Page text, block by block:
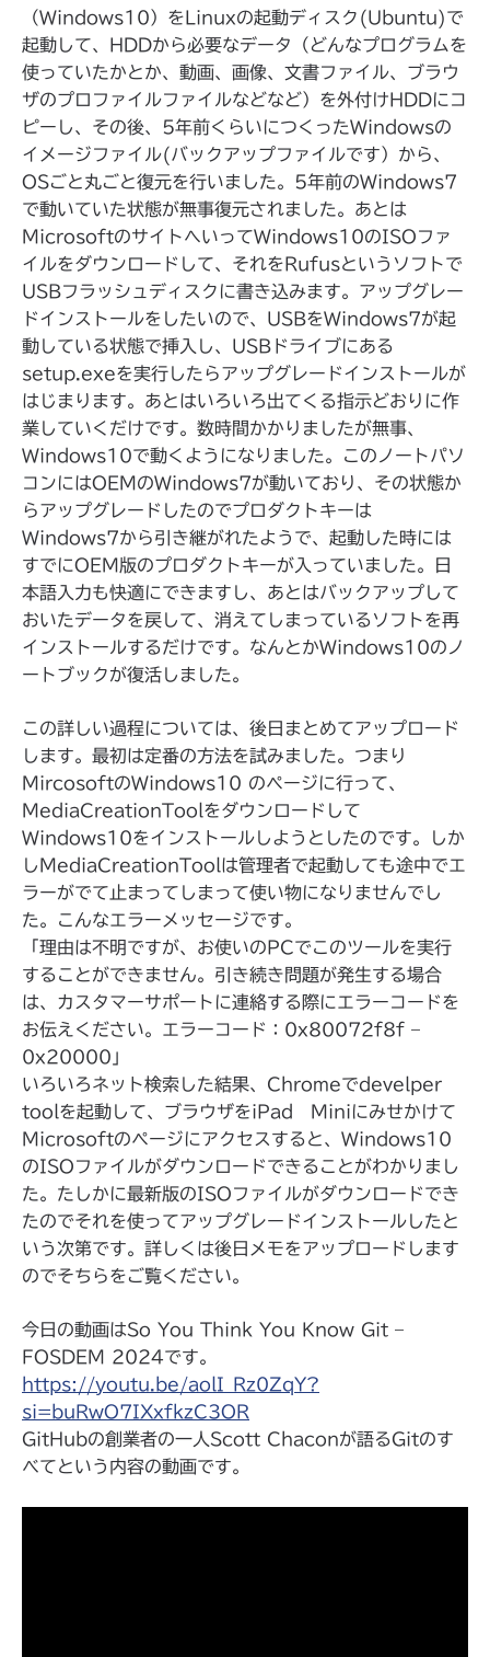
（Windows10）をLinuxの起動ディスク(Ubuntu)で
起動して、HDDから必要なデータ（どんなプログラムを
使っていたかとか、動画、画像、文書ファイル、ブラウ
ザのプロファイルファイルなどなど）を外付けHDDにコ
ピーし、その後、5年前くらいにつくったWindowsの
イメージファイル(バックアップファイルです）から、
OSごと丸ごと復元を行いました。5年前のWindows7
で動いていた状態が無事復元されました。あとは
MicrosoftのサイトへいってWindows10のISOファ
イルをダウンロードして、それをRufusというソフトで
USBフラッシュディスクに書き込みます。アップグレー
ドインストールをしたいので、USBをWindows7が起
動している状態で挿入し、USBドライブにある
setup.exeを実行したらアップグレードインストールが
はじまります。あとはいろいろ出てくる指示どおりに作
業していくだけです。数時間かかりましたが無事、
Windows10で動くようになりました。このノートパソ
コンにはOEMのWindows7が動いており、その状態か
らアップグレードしたのでプロダクトキーは
Windows7から引き継がれたようで、起動した時には
すでにOEM版のプロダクトキーが入っていました。日
本語入力も快適にできますし、あとはバックアップして
おいたデータを戻して、消えてしまっているソフトを再
インストールするだけです。なんとかWindows10のノ
ートブックが復活しました。
この詳しい過程については、後日まとめてアップロード
します。最初は定番の方法を試みました。つまり
MircosoftのWindows10 のページに行って、
MediaCreationToolをダウンロードして
Windows10をインストールしようとしたのです。しか
しMediaCreationToolは管理者で起動しても途中でエ
ラーがでて止まってしまって使い物になりませんでし
た。こんなエラーメッセージです。
「理由は不明ですが、お使いのPCでこのツールを実行
することができません。引き続き問題が発生する場合
は、カスタマーサポートに連絡する際にエラーコードを
お伝えください。エラーコード：0x80072f8f –
0x20000」
いろいろネット検索した結果、Chromeでdevelper
toolを起動して、ブラウザをiPad Miniにみせかけて
Microsoftのページにアクセスすると、Windows10
のISOファイルがダウンロードできることがわかりまし
た。たしかに最新版のISOファイルがダウンロードでき
たのでそれを使ってアップグレードインストールしたと
いう次第です。詳しくは後日メモをアップロードします
のでそちらをご覧ください。
今日の動画はSo You Think You Know Git –
FOSDEM 2024です。
https://youtu.be/aolI_Rz0ZqY?
si=buRwO7IXxfkzC3OR
GitHubの創業者の一人Scott Chaconが語るGitのす
べてという内容の動画です。